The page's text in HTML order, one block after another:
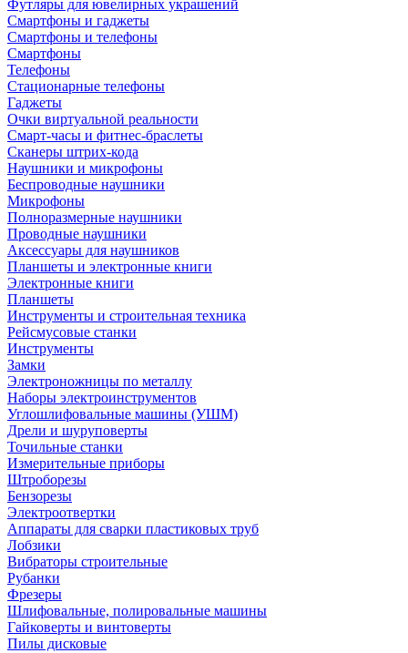
Футляры для ювелирных украшений
Смартфоны и гаджеты
Смартфоны и телефоны
Смартфоны
Телефоны
Стационарные телефоны
Гаджеты
Очки виртуальной реальности
Смарт-часы и фитнес-браслеты
Сканеры штрих-кода
Наушники и микрофоны
Беспроводные наушники
Микрофоны
Полноразмерные наушники
Проводные наушники
Аксессуары для наушников
Планшеты и электронные книги
Электронные книги
Планшеты
Инструменты и строительная техника
Рейсмусовые станки
Инструменты
Замки
Электроножницы по металлу
Наборы электроинструментов
Углошлифовальные машины (УШМ)
Дрели и шуруповерты
Точильные станки
Измерительные приборы
Штроборезы
Бензорезы
Электроотвертки
Аппараты для сварки пластиковых труб
Лобзики
Вибраторы строительные
Рубанки
Фрезеры
Шлифовальные, полировальные машины
Гайковерты и винтоверты
Пилы дисковые